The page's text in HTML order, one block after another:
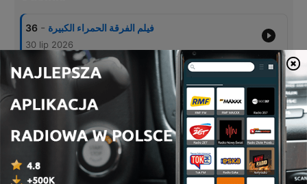
36 - فيلم الفرقة الحمراء الكبيرة
30 lip 2026
35 - فيلم أوغاد مجهولون
16 lip 2026
فيلم منتصف الليل الصافي A Midnight Clear
09 lip 2026